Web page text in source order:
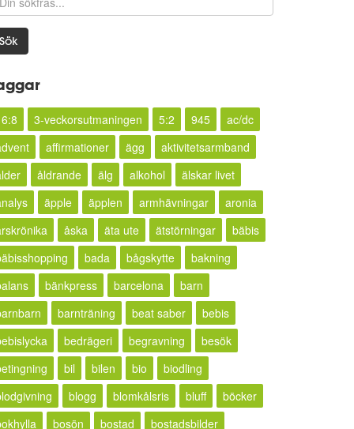
Sök
3-veckorsutmaningen 5:2 945
ac/dc
affirmationer ägg
aktivitetsarmband
åldrande älg alkohol
älskar livet
äpple äpplen armhävningar
aronia
åska äta ute ätstörningar
bäbis
bada bågskytte
bakning
bänkpress barcelona
barn
barnträning beat saber
bebis
bedrägeri begravning
besök
bil bilen bio
biodling
blogg blomkålsris bluff
böcker
bosön bostad
bostadsbilder